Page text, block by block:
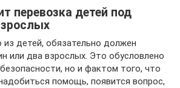
перевозка детей под
из детей, обязательно должен
или два взрослых. Это обусловлено
но и фактом того, что
помощь, появится вопрос,